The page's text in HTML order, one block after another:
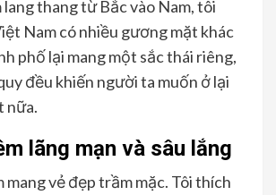
lang thang từ Bắc vào Nam, tôi
Nam có nhiều gương mặt khác
phố lại mang một sắc thái riêng,
đều khiến người ta muốn ở lại
nữa.
lãng mạn và sâu lắng
mang vẻ đẹp trầm mặc. Tôi thích